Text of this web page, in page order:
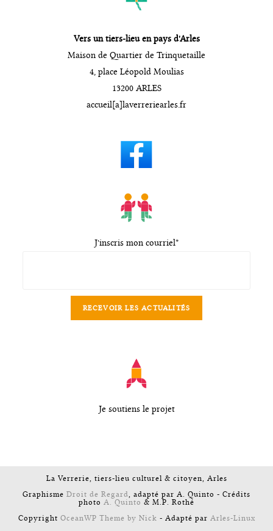
Vers un tiers-lieu en pays d'Arles
Maison de Quartier de Trinquetaille
4, place Léopold Moulias
13200 ARLES
accueil[a]laverreriearles.fr
J'inscris mon courriel*
Je soutiens le projet
La Verrerie, tiers-lieu culturel & citoyen, Arles
Graphisme Droit de Regard , adapté par A. Quinto - Crédits
photo A. Quinto & M.P. Rothé
Copyright OceanWP Theme by Nick - Adapté par Arles-Linux